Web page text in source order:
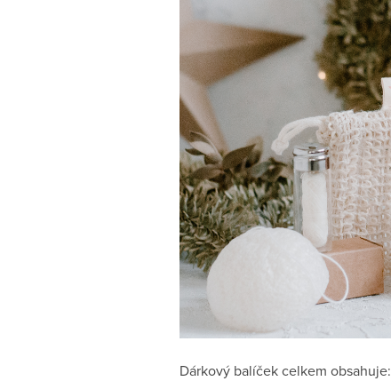
Dárkový balíček celkem obsahuje: